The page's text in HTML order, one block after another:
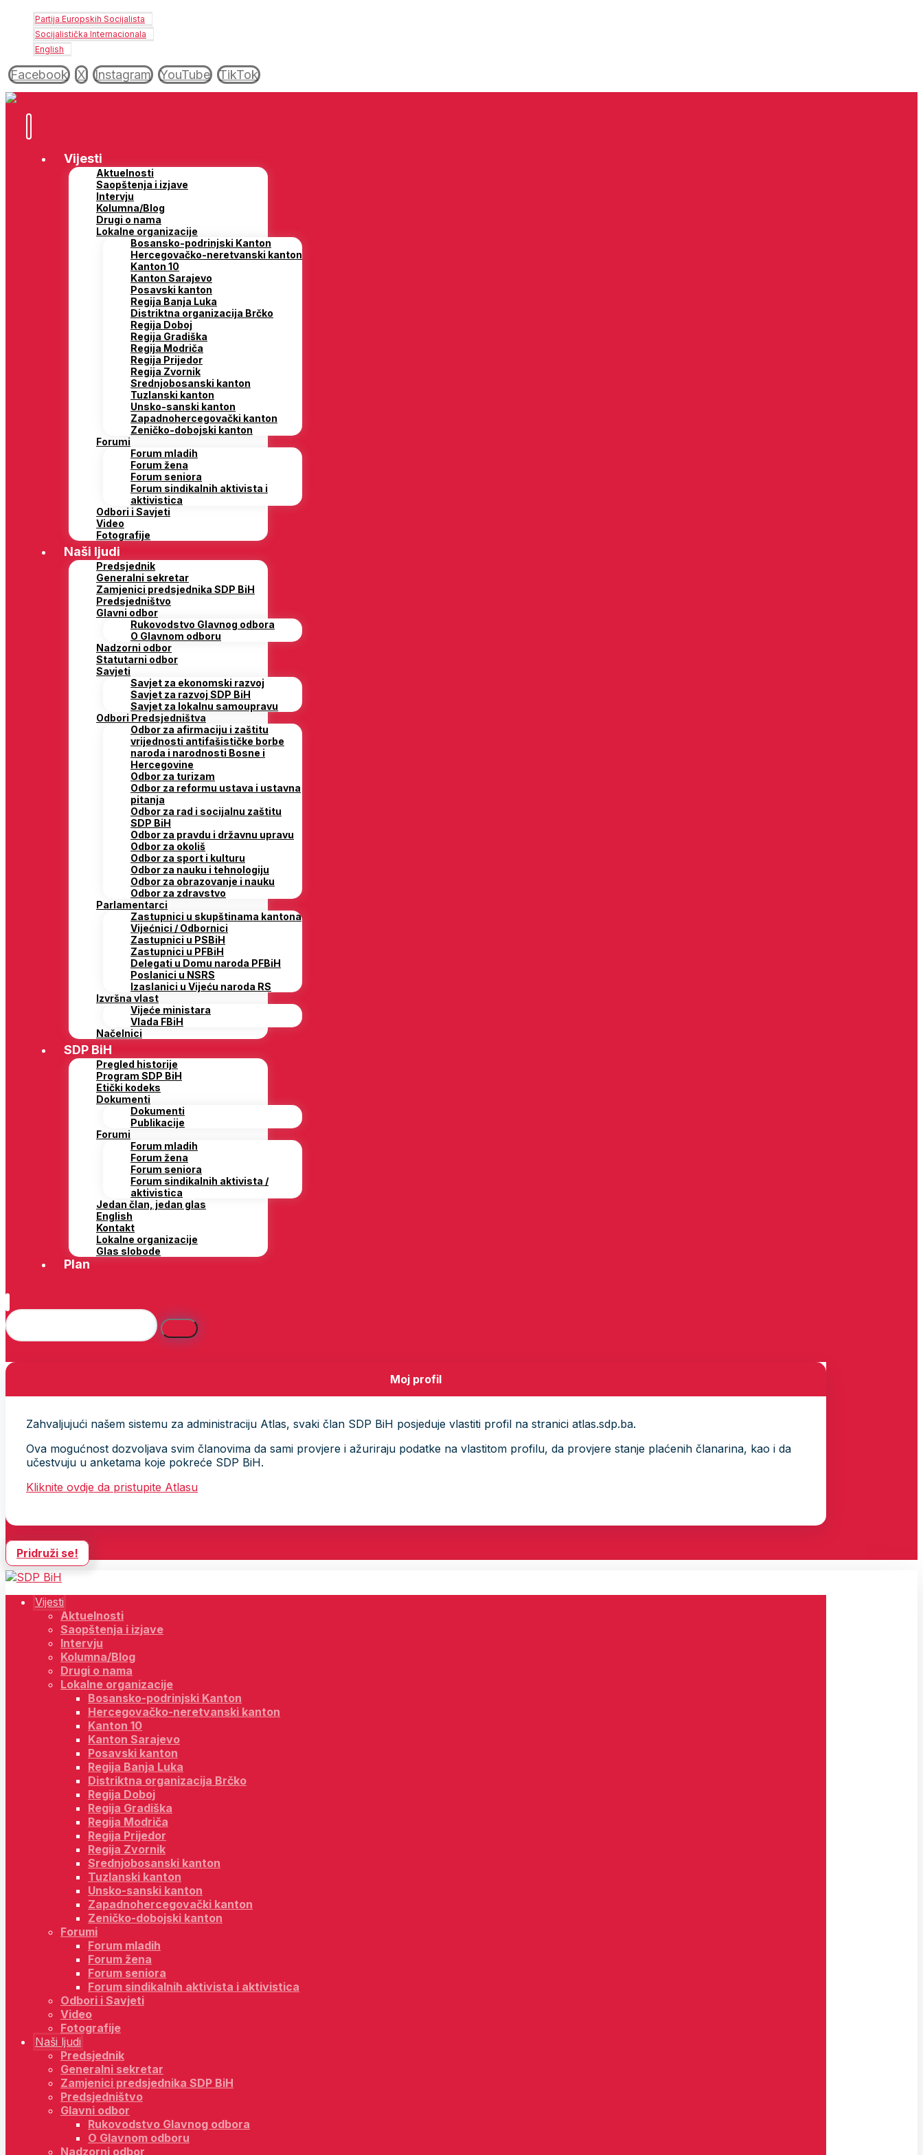
Partija Europskih Socijalista
Socijalistička Internacionala
English
Facebook X Instagram YouTube TikTok
Vijesti
Aktuelnosti
Saopštenja i izjave
Intervju
Kolumna/Blog
Drugi o nama
Lokalne organizacije
Bosansko-podrinjski Kanton
Hercegovačko-neretvanski kanton
Kanton 10
Kanton Sarajevo
Posavski kanton
Regija Banja Luka
Distriktna organizacija Brčko
Regija Doboj
Regija Gradiška
Regija Modriča
Regija Prijedor
Regija Zvornik
Srednjobosanski kanton
Tuzlanski kanton
Unsko-sanski kanton
Zapadnohercegovački kanton
Zeničko-dobojski kanton
Forumi
Forum mladih
Forum žena
Forum seniora
Forum sindikalnih aktivista i
aktivistica
Odbori i Savjeti
Video
Fotografije
Naši ljudi
Predsjednik
Generalni sekretar
Zamjenici predsjednika SDP BiH
Predsjedništvo
Glavni odbor
Rukovodstvo Glavnog odbora
O Glavnom odboru
Nadzorni odbor
Statutarni odbor
Savjeti
Savjet za ekonomski razvoj
Savjet za razvoj SDP BiH
Savjet za lokalnu samoupravu
Odbori Predsjedništva
Odbor za afirmaciju i zaštitu
vrijednosti antifašističke borbe
naroda i narodnosti Bosne i
Hercegovine
Odbor za turizam
Odbor za reformu ustava i ustavna
pitanja
Odbor za rad i socijalnu zaštitu
SDP BiH
Odbor za pravdu i državnu upravu
Odbor za okoliš
Odbor za sport i kulturu
Odbor za nauku i tehnologiju
Odbor za obrazovanje i nauku
Odbor za zdravstvo
Parlamentarci
Zastupnici u skupštinama kantona
Vijećnici / Odbornici
Zastupnici u PSBiH
Zastupnici u PFBiH
Delegati u Domu naroda PFBiH
Poslanici u NSRS
Izaslanici u Vijeću naroda RS
Izvršna vlast
Vijeće ministara
Vlada FBiH
Načelnici
SDP BiH
Pregled historije
Program SDP BiH
Etički kodeks
Dokumenti
Dokumenti
Publikacije
Forumi
Forum mladih
Forum žena
Forum seniora
Forum sindikalnih aktivista /
aktivistica
Jedan član, jedan glas
English
Kontakt
Lokalne organizacije
Glas slobode
Plan
Moj profil
Zahvaljujući našem sistemu za administraciju Atlas, svaki član SDP BiH posjeduje vlastiti profil na stranici atlas.sdp.ba.
Ova mogućnost dozvoljava svim članovima da sami provjere i ažuriraju podatke na vlastitom profilu, da provjere stanje plaćenih članarina, kao i da
učestvuju u anketama koje pokreće SDP BiH.
Kliknite ovdje da pristupite Atlasu
Pridruži se!
Vijesti
Aktuelnosti
Saopštenja i izjave
Intervju
Kolumna/Blog
Drugi o nama
Lokalne organizacije
Bosansko-podrinjski Kanton
Hercegovačko-neretvanski kanton
Kanton 10
Kanton Sarajevo
Posavski kanton
Regija Banja Luka
Distriktna organizacija Brčko
Regija Doboj
Regija Gradiška
Regija Modriča
Regija Prijedor
Regija Zvornik
Srednjobosanski kanton
Tuzlanski kanton
Unsko-sanski kanton
Zapadnohercegovački kanton
Zeničko-dobojski kanton
Forumi
Forum mladih
Forum žena
Forum seniora
Forum sindikalnih aktivista i aktivistica
Odbori i Savjeti
Video
Fotografije
Naši ljudi
Predsjednik
Generalni sekretar
Zamjenici predsjednika SDP BiH
Predsjedništvo
Glavni odbor
Rukovodstvo Glavnog odbora
O Glavnom odboru
Nadzorni odbor